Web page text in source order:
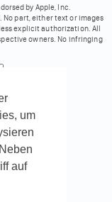
um
auf
by Apple, Inc.
part, either text or images
explicit authorization. All
owners. No infringing